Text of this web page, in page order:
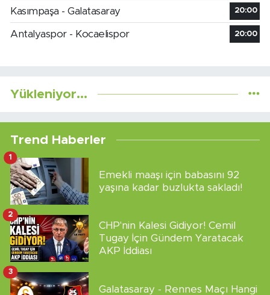
Kasımpaşa - Galatasaray 20:00
Antalyaspor - Kocaelispor 20:00
Yükleniyor...
Trend Haberler
Emekli maaşı için babasını 92
yaşına kadar buzlukta sakladı!
1
CHP'nin Kalesi Gidiyor! Cemil
Tugay İçin Gündem Yaratacak
AKP İddiası
2
Galatasaray - Rennes Maçı Hangi
3